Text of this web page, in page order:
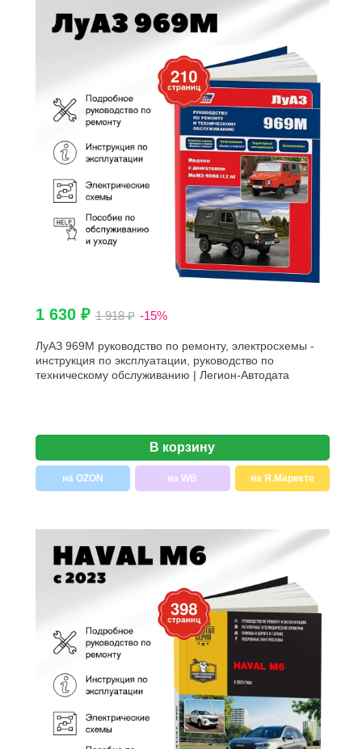
1 630 ₽ 1 918 ₽ -15%
ЛуАЗ 969М руководство по ремонту, электросхемы -
инструкция по эксплуатации, руководство по
техническому обслуживанию | Легион-Автодата
В корзину
на OZON на WB на Я.Маркете